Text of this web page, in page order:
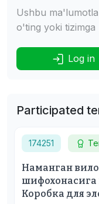
Ushbu
o'ting yoki tizimga
Log in
Participated
174251
Наманган
Коробка для